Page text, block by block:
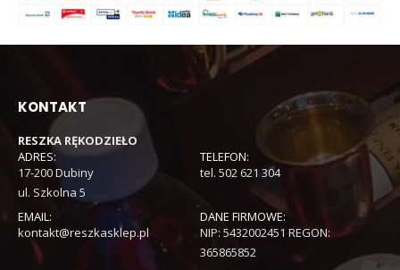
KONTAKT
RESZKA RĘKODZIEŁO
ADRES:
17-200 Dubiny
ul. Szkolna 5
TELEFON:
tel. 502 621 304
EMAIL:
kontakt@reszkasklep.pl
DANE FIRMOWE:
NIP: 5432002451 REGON:
365865852